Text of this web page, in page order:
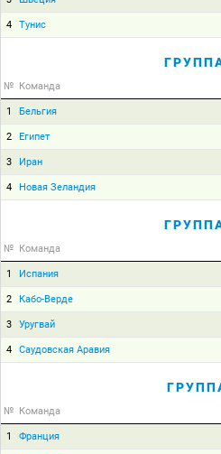
4 Тунис
№ Команда
1 Бельгия
2 Египет
3 Иран
4 Новая Зеландия
№ Команда
1 Испания
2 Кабо-Верде
3 Уругвай
4 Саудовская Аравия
№ Команда
1 Франция